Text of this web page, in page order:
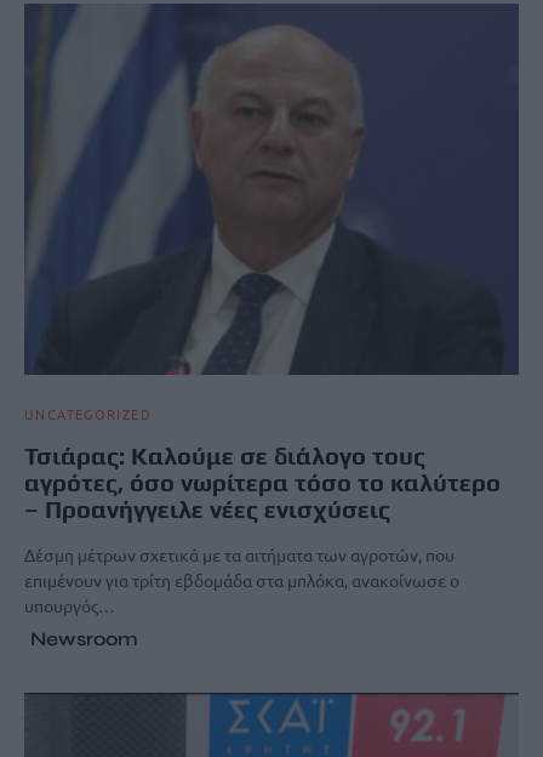
UNCATEGORIZED
Τσιάρας: Καλούμε σε διάλογο τους
αγρότες, όσο νωρίτερα τόσο το καλύτερο
– Προανήγγειλε νέες ενισχύσεις
Δέσμη μέτρων σχετικά με τα αιτήματα των αγροτών, που
επιμένουν για τρίτη εβδομάδα στα μπλόκα, ανακοίνωσε ο
υπουργός…
Newsroom